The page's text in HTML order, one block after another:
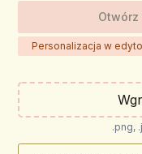
Personalizacja w
.png,